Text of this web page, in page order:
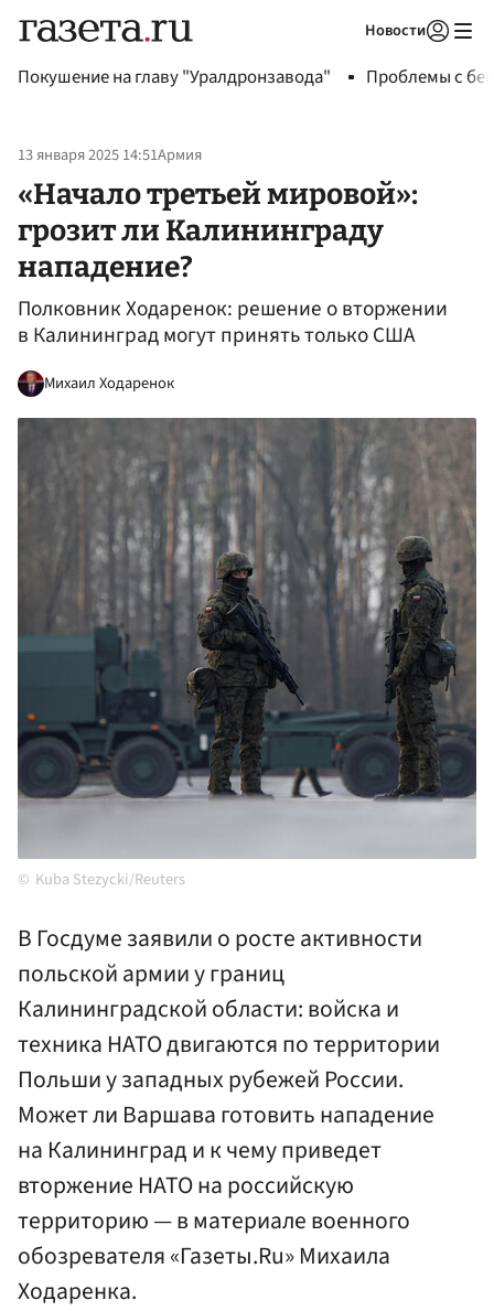
Новости
Покушение на главу "Уралдронзавода" Проблемы с
13 января 2025 14:51Армия
«Начало третьей мировой»:
грозит ли Калининграду
нападение?
Полковник Ходаренок: решение о вторжении
в Калининград могут принять только США
Михаил Ходаренок
Kuba Stezycki/Reuters
В Госдуме заявили о росте активности
польской армии у границ
Калининградской области: войска и
техника НАТО двигаются по территории
Польши у западных рубежей России.
Может ли Варшава готовить нападение
на Калининград и к чему приведет
вторжение НАТО на российскую
территорию — в материале военного
обозревателя «Газеты.Ru» Михаила
Ходаренка.